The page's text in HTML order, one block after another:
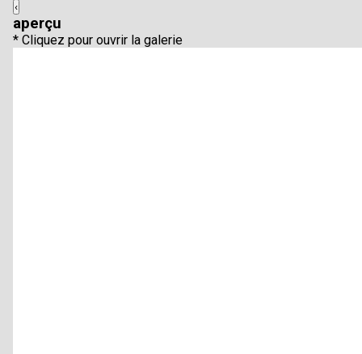
‹
aperçu
* Cliquez pour ouvrir la galerie